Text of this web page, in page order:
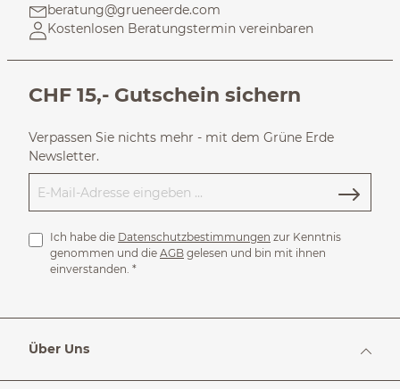
beratung@grueneerde.com
Kostenlosen Beratungstermin vereinbaren
CHF 15,- Gutschein sichern
Verpassen Sie nichts mehr - mit dem Grüne Erde
Newsletter.
Ich habe die Datenschutzbestimmungen zur Kenntnis
genommen und die AGB gelesen und bin mit ihnen
einverstanden. *
Über Uns